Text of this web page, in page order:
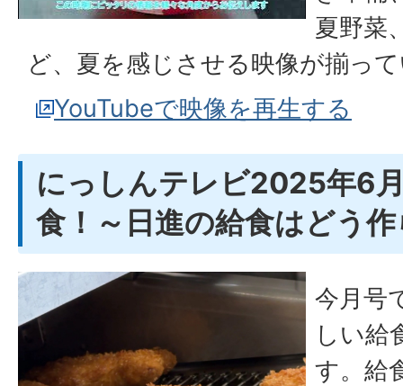
夏野菜
ど、夏を感じさせる映像が揃っ
YouTubeで映像を再生する
にっしんテレビ2025年6
食！～日進の給食はどう
今月号
しい給
す。給